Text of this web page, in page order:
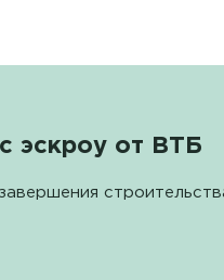
эскроу от ВТБ